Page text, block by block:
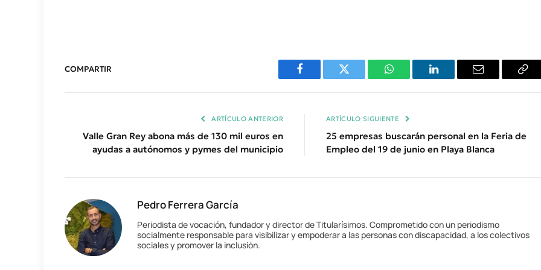
COMPARTIR
Facebook Twitter WhatsAppLinkedIn Email
ARTÍCULO ANTERIOR
Valle Gran Rey abona más de 130 mil euros en
ayudas a autónomos y pymes del municipio
ARTÍCULO SIGUIENTE
25 empresas buscarán personal en la Feria de
Empleo del 19 de junio en Playa Blanca
Pedro Ferrera García
Periodista de vocación, fundador y director de Titularísimos. Comprometido con un periodismo
socialmente responsable para visibilizar y empoderar a las personas con discapacidad, a los colectivos
sociales y promover la inclusión.